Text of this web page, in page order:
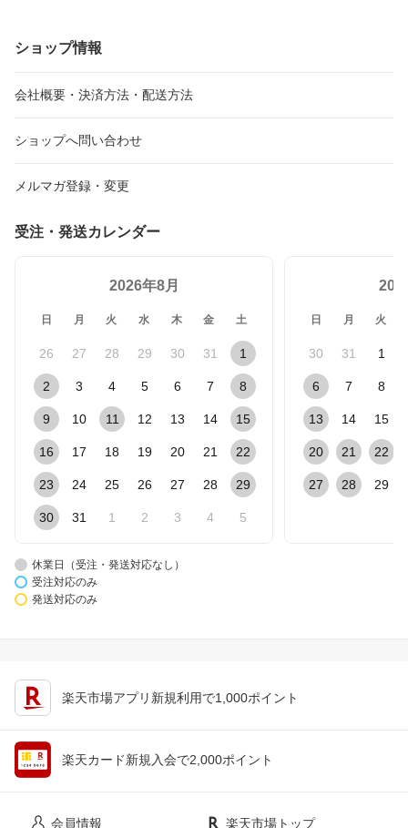
ショップ情報
会社概要・決済方法・配送方法
ショップへ問い合わせ
メルマガ登録・変更
受注・発送カレンダー
2026年8月
日 月 火 水 木 金 土
26 27 28 29 30 31 1
2 3 4 5 6 7 8
9 10 11 12 13 14 15
16 17 18 19 20 21 22
23 24 25 26 27 28 29
30 31 1 2 3 4 5
日 月 火
30 31 1
6 7 8
13 14 15
20 21 22
27 28 29
休業日（受注・発送対応なし）
受注対応のみ
発送対応のみ
楽天市場アプリ新規利用で1,000ポイント
楽天カード新規入会で2,000ポイント
会員情報 楽天市場トップ